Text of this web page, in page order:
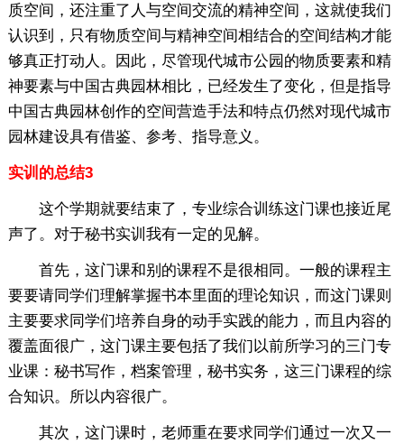
质空间，还注重了人与空间交流的精神空间，这就使我们
认识到，只有物质空间与精神空间相结合的空间结构才能
够真正打动人。因此，尽管现代城市公园的物质要素和精
神要素与中国古典园林相比，已经发生了变化，但是指导
中国古典园林创作的空间营造手法和特点仍然对现代城市
园林建设具有借鉴、参考、指导意义。
实训的总结3
这个学期就要结束了，专业综合训练这门课也接近尾
声了。对于秘书实训我有一定的见解。
首先，这门课和别的课程不是很相同。一般的课程主
要要请同学们理解掌握书本里面的理论知识，而这门课则
主要要求同学们培养自身的动手实践的能力，而且内容的
覆盖面很广，这门课主要包括了我们以前所学习的三门专
业课：秘书写作，档案管理，秘书实务，这三门课程的综
合知识。所以内容很广。
其次，这门课时，老师重在要求同学们通过一次又一